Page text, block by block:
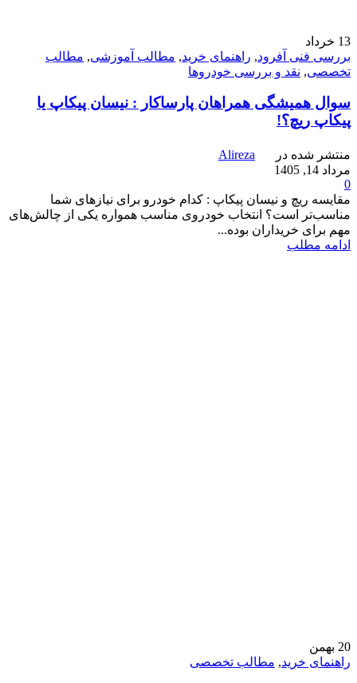
13 خرداد
بررسی فنی آفرود, راهنمای خرید, مطالب آموزشی, مطالب
تخصصی, نقد و بررسی خودروها
سوال همیشگی همراهان پارساکار : نیسان پیکاپ یا
پیکاپ ریچ؟!
منتشر شده در
Alireza
مرداد 14, 1405
0
مقایسه ریچ و نیسان پیکاپ : کدام خودرو برای نیازهای شما
مناسب‌تر است؟ انتخاب خودروی مناسب همواره یکی از چالش‌های
مهم برای خریداران بوده...
ادامه مطلب
20 بهمن
راهنمای خرید, مطالب تخصصی